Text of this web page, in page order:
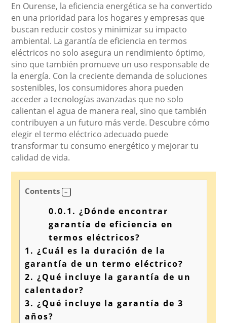
En Ourense, la eficiencia energética se ha convertido
en una prioridad para los hogares y empresas que
buscan reducir costos y minimizar su impacto
ambiental. La garantía de eficiencia en termos
eléctricos no solo asegura un rendimiento óptimo,
sino que también promueve un uso responsable de
la energía. Con la creciente demanda de soluciones
sostenibles, los consumidores ahora pueden
acceder a tecnologías avanzadas que no solo
calientan el agua de manera real, sino que también
contribuyen a un futuro más verde. Descubre cómo
elegir el termo eléctrico adecuado puede
transformar tu consumo energético y mejorar tu
calidad de vida.
Contents
0.0.1. ¿Dónde encontrar
garantía de eficiencia en
termos eléctricos?
1. ¿Cuál es la duración de la
garantía de un termo eléctrico?
2. ¿Qué incluye la garantía de un
calentador?
3. ¿Qué incluye la garantía de 3
años?